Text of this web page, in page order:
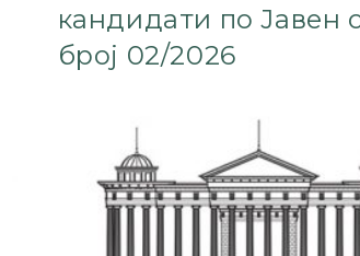
кандидати по Јавен
број 02/2026